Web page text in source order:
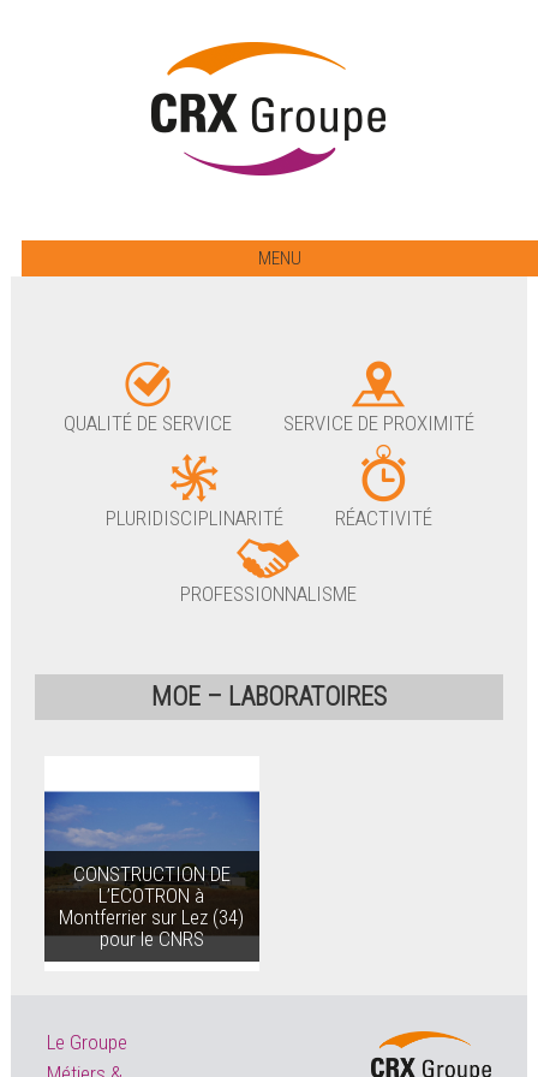
MENU
QUALITÉ DE SERVICE SERVICE DE PROXIMITÉ
PLURIDISCIPLINARITÉ RÉACTIVITÉ
PROFESSIONNALISME
MOE – LABORATOIRES
CONSTRUCTION DE
L’ECOTRON à
Montferrier sur Lez (34)
pour le CNRS
Le Groupe